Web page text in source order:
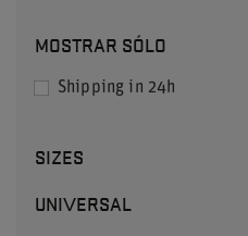
MOSTRAR SÓLO
Shipping in 24h
SIZES
UNIVERSAL